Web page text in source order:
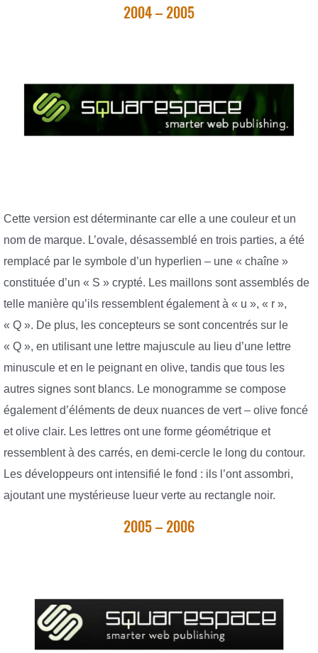
2004 – 2005
Cette version est déterminante car elle a une couleur et un
nom de marque. L’ovale, désassemblé en trois parties, a été
remplacé par le symbole d’un hyperlien – une « chaîne »
constituée d’un « S » crypté. Les maillons sont assemblés de
telle manière qu’ils ressemblent également à « u », « r »,
« Q ». De plus, les concepteurs se sont concentrés sur le
« Q », en utilisant une lettre majuscule au lieu d’une lettre
minuscule et en le peignant en olive, tandis que tous les
autres signes sont blancs. Le monogramme se compose
également d’éléments de deux nuances de vert – olive foncé
et olive clair. Les lettres ont une forme géométrique et
ressemblent à des carrés, en demi-cercle le long du contour.
Les développeurs ont intensifié le fond : ils l’ont assombri,
ajoutant une mystérieuse lueur verte au rectangle noir.
2005 – 2006